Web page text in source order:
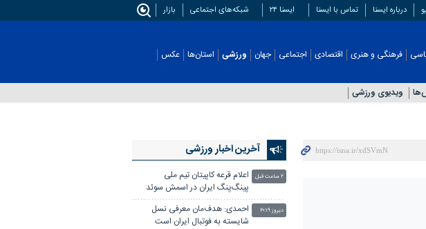
درباره ایسنا تماس با ایسنا ایسنا ۲۴ شبکه‌های اجتماعی بازار
فرهنگی و هنری اقتصادی اجتماعی جهان ورزشی
ویدیوی ورزشی
استان‌ها
عکس
آخرین اخبار ورزشی
اعلام قرعه کاپیتان تیم ملی
پینگ‌پنگ ایران در اسمش سوئد
۲ ساعت قبل
احمدی: هدف‌مان معرفی نسل
شایسته به فوتبال ایران است
دیروز ۲۰:۱۹